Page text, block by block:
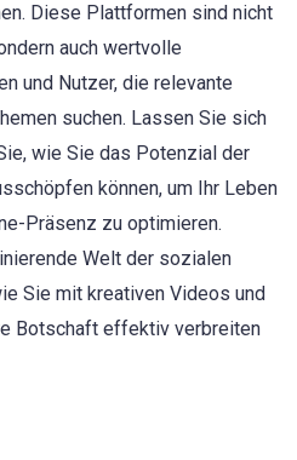
Diese Plattformen sind nicht
auch wertvolle
und Nutzer, die relevante
suchen. Lassen Sie sich
wie Sie das Potenzial der
können, um Ihr Leben
Präsenz zu optimieren.
Welt der sozialen
Sie mit kreativen Videos und
Botschaft effektiv verbreiten